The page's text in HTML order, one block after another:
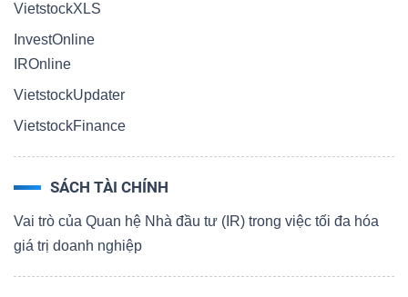
VietstockXLS
InvestOnline
IROnline
VietstockUpdater
VietstockFinance
SÁCH TÀI CHÍNH
Vai trò của Quan hệ Nhà đầu tư (IR) trong việc tối đa hóa
giá trị doanh nghiệp